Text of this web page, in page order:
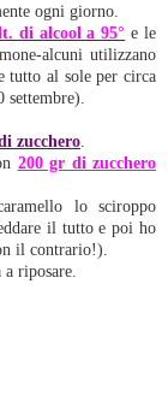
ogni giorno.
di alcool a 95° e le
alcuni utilizzano
tutto al sole per circa
settembre).
zucchero.
200 gr di zucchero
lo sciroppo
il tutto e poi ho
il contrario!).
riposare.